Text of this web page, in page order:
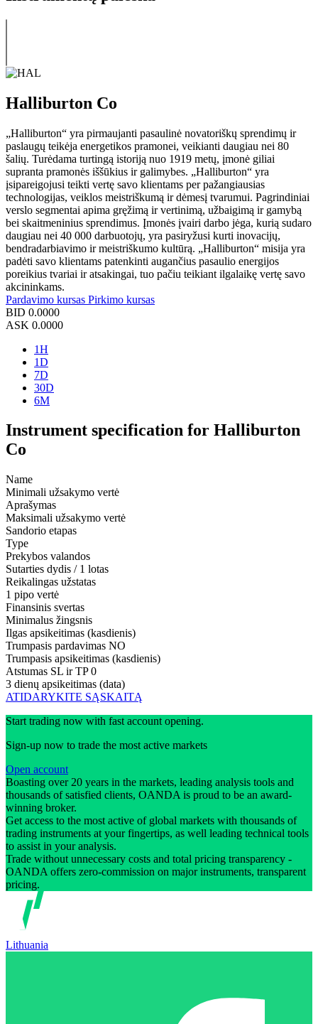
Halliburton Co
„Halliburton“ yra pirmaujanti pasaulinė novatoriškų sprendimų ir
paslaugų teikėja energetikos pramonei, veikianti daugiau nei 80
šalių. Turėdama turtingą istoriją nuo 1919 metų, įmonė giliai
supranta pramonės iššūkius ir galimybes. „Halliburton“ yra
įsipareigojusi teikti vertę savo klientams per pažangiausias
technologijas, veiklos meistriškumą ir dėmesį tvarumui. Pagrindiniai
verslo segmentai apima gręžimą ir vertinimą, užbaigimą ir gamybą
bei skaitmeninius sprendimus. Įmonės įvairi darbo jėga, kurią sudaro
daugiau nei 40 000 darbuotojų, yra pasiryžusi kurti inovacijų,
bendradarbiavimo ir meistriškumo kultūrą. „Halliburton“ misija yra
padėti savo klientams patenkinti augančius pasaulio energijos
poreikius tvariai ir atsakingai, tuo pačiu teikiant ilgalaikę vertę savo
akcininkams.
Pardavimo kursas Pirkimo kursas
BID 0.0000
ASK 0.0000
1H
1D
7D
30D
6M
Instrument specification for Halliburton
Co
Name
Minimali užsakymo vertė
Aprašymas
Maksimali užsakymo vertė
Sandorio etapas
Type
Prekybos valandos
Sutarties dydis / 1 lotas
Reikalingas užstatas
1 pipo vertė
Finansinis svertas
Minimalus žingsnis
Ilgas apsikeitimas (kasdienis)
Trumpasis pardavimas NO
Trumpasis apsikeitimas (kasdienis)
Atstumas SL ir TP 0
3 dienų apsikeitimas (data)
ATIDARYKITE SĄSKAITĄ
Start trading now with fast account opening.
Sign-up now to trade the most active markets
Open account
Boasting over 20 years in the markets, leading analysis tools and
thousands of satisfied clients, OANDA is proud to be an award-
winning broker.
Get access to the most active of global markets with thousands of
trading instruments at your fingertips, as well leading technical tools
to assist in your analysis.
Trade without unnecessary costs and total pricing transparency -
OANDA offers zero-commission on major instruments, transparent
pricing.
Lithuania